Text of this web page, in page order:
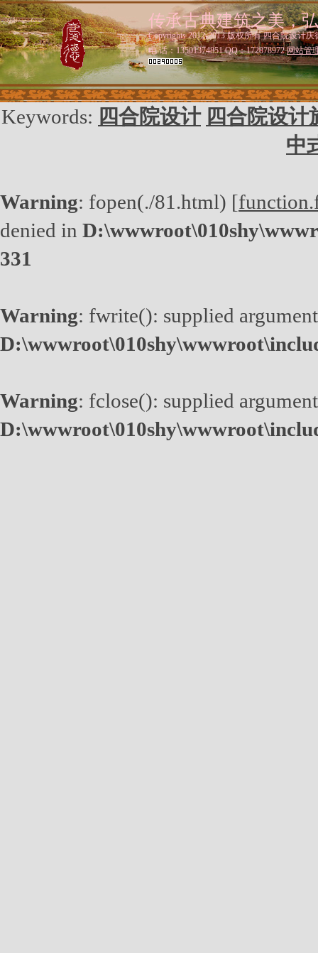
传承古典建筑之美，
Copyrights 2012-2013 版权所有 四合院设计
电 话：13501374851 QQ：172878972网站管
Keywords: 四合院设计 四合院设计
中
Warning: fopen(./81.html) [
denied in
331
Warning: fwrite(): supplied
Warning: fclose(): supplied